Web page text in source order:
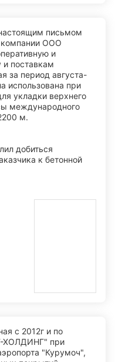
письмом
компании ООО
и
и поставкам
за период августа-
использована при
укладки верхнего
международного
м.
добиться
к бетонной
с 2012г и по
ХОЛДИНГ" при
"Курумоч",